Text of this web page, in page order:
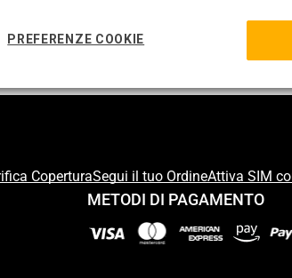
CoperturaSegui il tuo OrdineAttiva SIM
METODI DI PAGAMENTO
PREFERENZE COOKIE